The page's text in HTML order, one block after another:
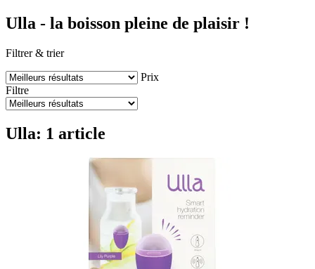
Ulla - la boisson pleine de plaisir !
Filtrer & trier
Prix
Filtre
Ulla: 1 article